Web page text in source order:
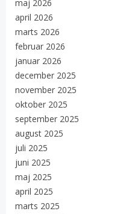
maj 2026
april 2026
marts 2026
februar 2026
januar 2026
december 2025
november 2025
oktober 2025
september 2025
august 2025
juli 2025
juni 2025
maj 2025
april 2025
marts 2025